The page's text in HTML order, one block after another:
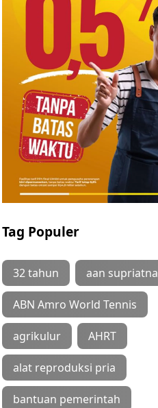
Tag Populer
32 tahun aan supriatna
ABN Amro World Tennis
agrikulur AHRT
alat reproduksi pria
bantuan pemerintah